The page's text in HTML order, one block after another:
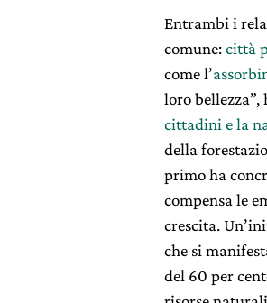
Entrambi i
comune:città
come l’
loro bellezza”,
cittadini e la
della
primo ha
compensa le
crescita.
che si
del 60 per